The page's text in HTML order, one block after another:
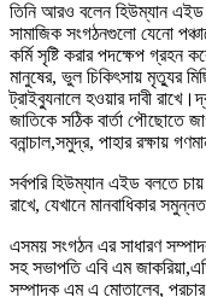
তিনি আরও বলেন হিউম্যান এইড
সামাজিক সংগঠনগুলো যেনো
কর্মি সৃষ্টি করার পদক্ষেপ গ্রহন
মানুষের, ভুল চিকিৎসায় মৃত্যুর
ট্রাইব্যুনালে হওয়ার দাবী
জাতিকে সঠিক বার্তা পৌছোতে
বনান্চাল,সমুদ্র, পাহার রক্ষায়
সর্বপরি হিউম্যান এইড বলতে
রাখে, যেখানে মানবাধিকার
এসময় সংগঠন এর সাধারণ
সহ সভাপতি এবি এম
সম্পাদক এম এ মোতালেব,